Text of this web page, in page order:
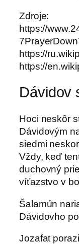
Zdroje:
https://
https://
https://
Dávidov
Hoci neskôr
Dávidovým
siedmi
Vždy, keď
duchovný
víťazstvo v
Šalamún
Dávidovho
Jozafat